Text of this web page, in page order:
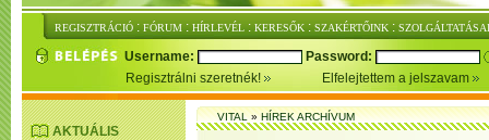
REGISZTRÁCIÓ : FÓRUM : HÍRLEVÉL : KERESŐK : SZAKÉRTŐINK :
Username:
Password:
Regisztrálni szeretnék!
Elfelejtettem a jelszavam
AKTUÁLIS
VITAL»HÍREK ARCHÍVUM